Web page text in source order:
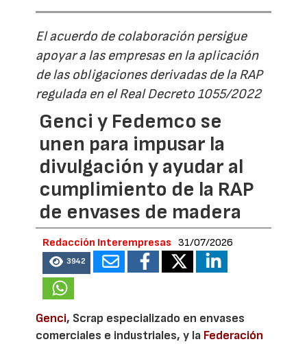
El acuerdo de colaboración persigue
apoyar a las empresas en la aplicación
de las obligaciones derivadas de la RAP
regulada en el Real Decreto 1055/2022
Genci y Fedemco se
unen para impusar la
divulgación y ayudar al
cumplimiento de la RAP
de envases de madera
Redacción Interempresas 31/07/2026
3942
Genci, Scrap especializado en envases
comerciales e industriales, y la Federación